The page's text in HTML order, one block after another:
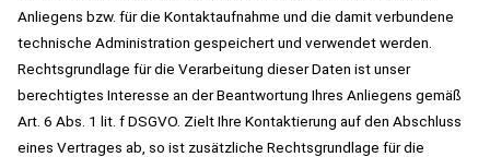
Anliegens bzw. für die Kontaktaufnahme und die damit verbundene
technische Administration gespeichert und verwendet werden.
Rechtsgrundlage für die Verarbeitung dieser Daten ist unser
berechtigtes Interesse an der Beantwortung Ihres Anliegens gemäß
Art. 6 Abs. 1 lit. f DSGVO. Zielt Ihre Kontaktierung auf den Abschluss
eines Vertrages ab, so ist zusätzliche Rechtsgrundlage für die